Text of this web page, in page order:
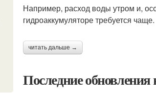
Например, расход воды утром и,
гидроаккумуляторе требуется чаще.
читать дальше →
Последние обновления